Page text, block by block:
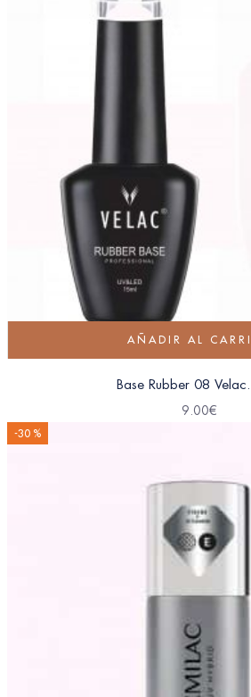
AÑADIR AL
Base Rubber 08
9.00€
-30 %